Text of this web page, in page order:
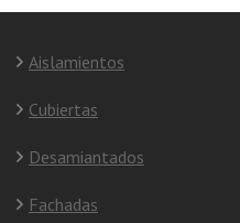
Aislamientos
Cubiertas
Desamiantados
Fachadas